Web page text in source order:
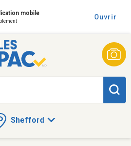
mobile Ouvrir
Shefford